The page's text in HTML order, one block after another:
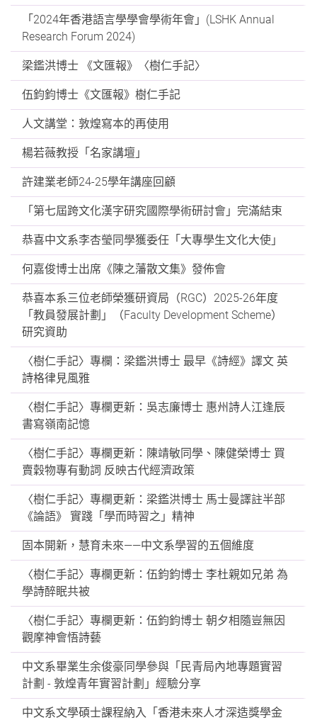
「2024年香港語言學學會學術年會」(LSHK Annual
Research Forum 2024)
梁鑑洪博士 《文匯報》〈樹仁手記〉
伍鈞鈞博士《文匯報》樹仁手記
人文講堂：敦煌寫本的再使用
楊若薇教授「名家講壇」
許建業老師24-25學年講座回顧
「第七屆跨文化漢字研究國際學術研討會」完滿結束
恭喜中文系李杏瑩同學獲委任「大專學生文化大使」
何嘉俊博士出席《陳之藩散文集》發佈會
恭喜本系三位老師榮獲研資局（RGC）2025-26年度
「教員發展計劃」（Faculty Development Scheme）
研究資助
〈樹仁手記〉專欄：梁鑑洪博士 最早《詩經》譯文 英
詩格律見風雅
〈樹仁手記〉專欄更新：吳志廉博士 惠州詩人江逢辰
書寫嶺南記憶
〈樹仁手記〉專欄更新：陳靖敏同學、陳健榮博士 買
賣穀物專有動詞 反映古代經濟政策
〈樹仁手記〉專欄更新：梁鑑洪博士 馬士曼譯註半部
《論語》 實踐「學而時習之」精神
固本開新，慧育未來——中文系學習的五個維度
〈樹仁手記〉專欄更新：伍鈞鈞博士 李杜親如兄弟 為
學詩醉眠共被
〈樹仁手記〉專欄更新：伍鈞鈞博士 朝夕相隨豈無因
觀摩神會悟詩藝
中文系畢業生余俊豪同學參與「民青局內地專題實習
計劃 - 敦煌青年實習計劃」經驗分享
中文系文學碩士課程納入「香港未來人才深造獎學金